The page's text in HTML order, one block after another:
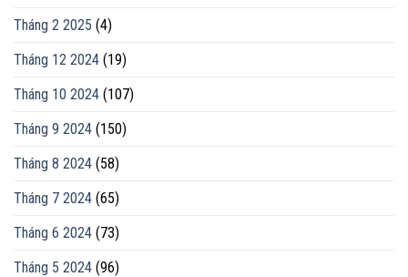
Tháng 2 2025 (4)
Tháng 12 2024 (19)
Tháng 10 2024 (107)
Tháng 9 2024 (150)
Tháng 8 2024 (58)
Tháng 7 2024 (65)
Tháng 6 2024 (73)
Tháng 5 2024 (96)